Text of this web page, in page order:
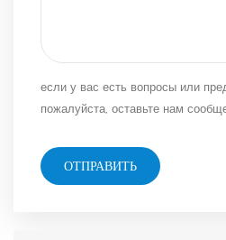
если у вас есть вопросы или
пожалуйста, оставьте нам
ОТПРАВИТЬ